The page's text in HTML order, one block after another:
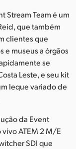
Stream Team é um
que também
clientes que
e museus a órgãos
se
Leste, e seu kit
leque variado de
da Event
ATEM 2 M/E
SDI que